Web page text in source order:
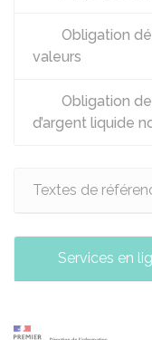
Obligation
valeurs
Obligation
d’argent liquide
Textes de
Services en